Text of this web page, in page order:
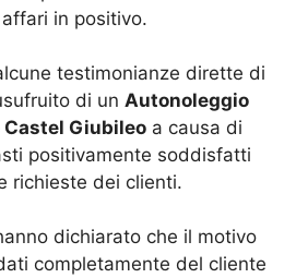
in positivo.
testimonianze dirette di
di un Autonoleggio
Giubileo a causa di
positivamente soddisfatti
richieste dei clienti.
dichiarato che il motivo
completamente del cliente